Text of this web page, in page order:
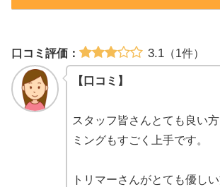
口コミ評価： 3.1（1件）
【口コミ】
スタッフ皆さんとても良い
ミングもすごく上手です。
トリマーさんがとても優し